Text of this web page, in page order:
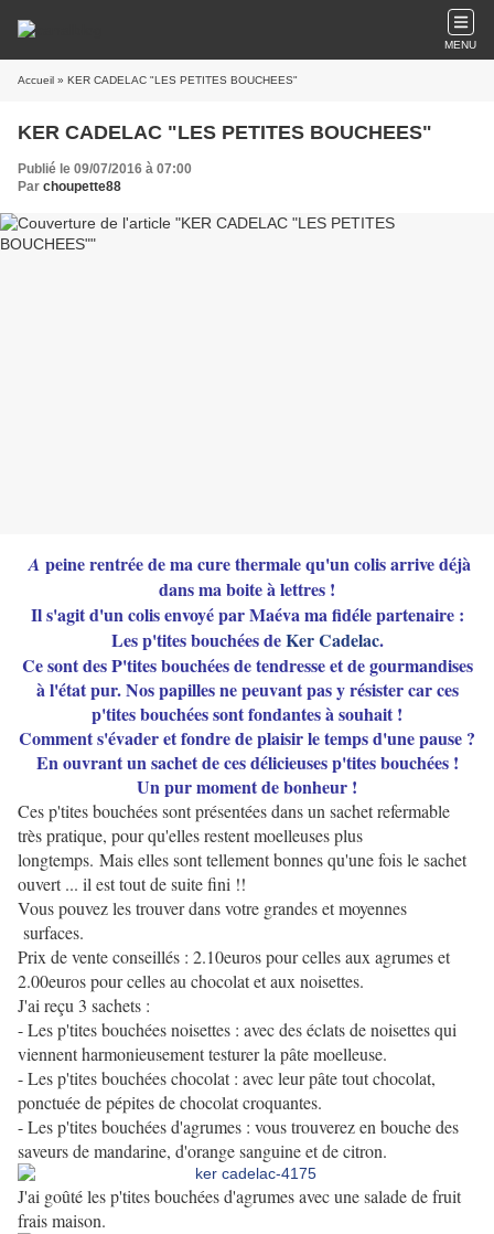
MENU
Accueil » KER CADELAC "LES PETITES BOUCHEES"
KER CADELAC "LES PETITES BOUCHEES"
Publié le 09/07/2016 à 07:00
Par choupette88
A peine rentrée de ma cure thermale qu'un colis arrive déjà
dans ma boite à lettres !
Il s'agit d'uncolis envoyé par Maéva ma fidéle partenaire :
Les p'tites bouchées deKer Cadelac.
Ce sont des P'tites bouchées de tendresse et de gourmandises
à l'état pur. Nos papilles ne peuvant pas y résister car ces
p'tites bouchées sont fondantes à souhait !
Comment s'évader et fondre de plaisir le temps d'une pause ?
En ouvrant un sachet de ces délicieuses p'tites bouchées !
Un pur moment de bonheur !
Ces p'tites bouchées sont présentées dans un sachet refermable
très pratique, pour qu'elles restent moelleuses plus
longtemps. Mais elles sont tellement bonnes qu'une fois le sachet
ouvert ... il est tout de suite fini !!
Vous pouvez les trouver dans votre grandes et moyennes
surfaces.
Prix de vente conseillés : 2.10euros pour celles aux agrumes et
2.00euros pour celles au chocolat et aux noisettes.
J'ai reçu 3 sachets :
- Les p'tites bouchées noisettes : avec des éclats de noisettes qui
viennent harmonieusement testurer la pâte moelleuse.
- Les p'tites bouchées chocolat : avec leur pâte tout chocolat,
ponctuée de pépites de chocolat croquantes.
- Les p'tites bouchées d'agrumes : vous trouverez en bouche des
saveurs de mandarine, d'orange sanguine et de citron.
J'ai goûté les p'tites bouchées d'agrumes avec une salade de fruit
frais maison.